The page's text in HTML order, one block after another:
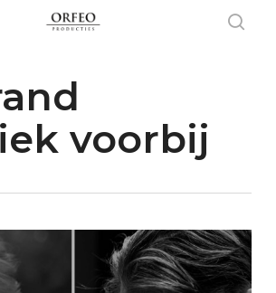
voorbij